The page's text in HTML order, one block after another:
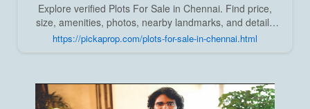
Explore verified Plots For Sale in Chennai. Find price,
size, amenities, photos, nearby landmarks, and details
from trusted builders, agents, and owners on Pick A
Prop;
https://pickaprop.com/plots-for-sale-in-chennai.html